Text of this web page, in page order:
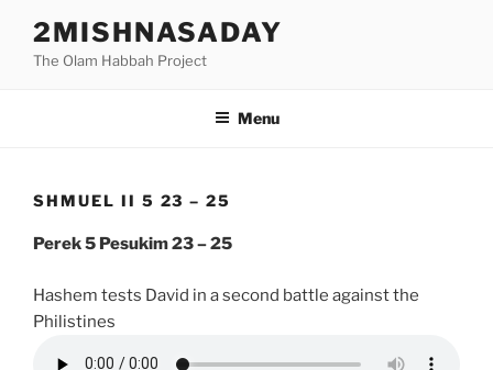
content
2MISHNASADAY
The Olam Habbah Project
Menu
SHMUEL II 5 23 – 25
Perek 5 Pesukim 23 – 25
Hashem tests David in a second battle against the
Philistines